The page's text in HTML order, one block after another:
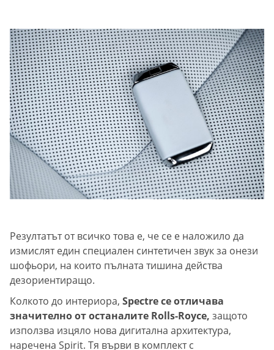
Резултатът от всичко това е, че се е наложило да
измислят един специален синтетичен звук за онези
шофьори, на които пълната тишина действа
дезориентиращо.
Колкото до интериора, Spectre се отличава
значително от останалите Rolls-Royce, защото
използва изцяло нова дигитална архитектура,
наречена Spirit. Тя върви в комплект с